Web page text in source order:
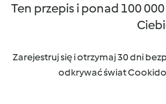
Ten przepis i ponad 100
Zarejestruj się i otrzymaj 30 dni
odkrywać świat